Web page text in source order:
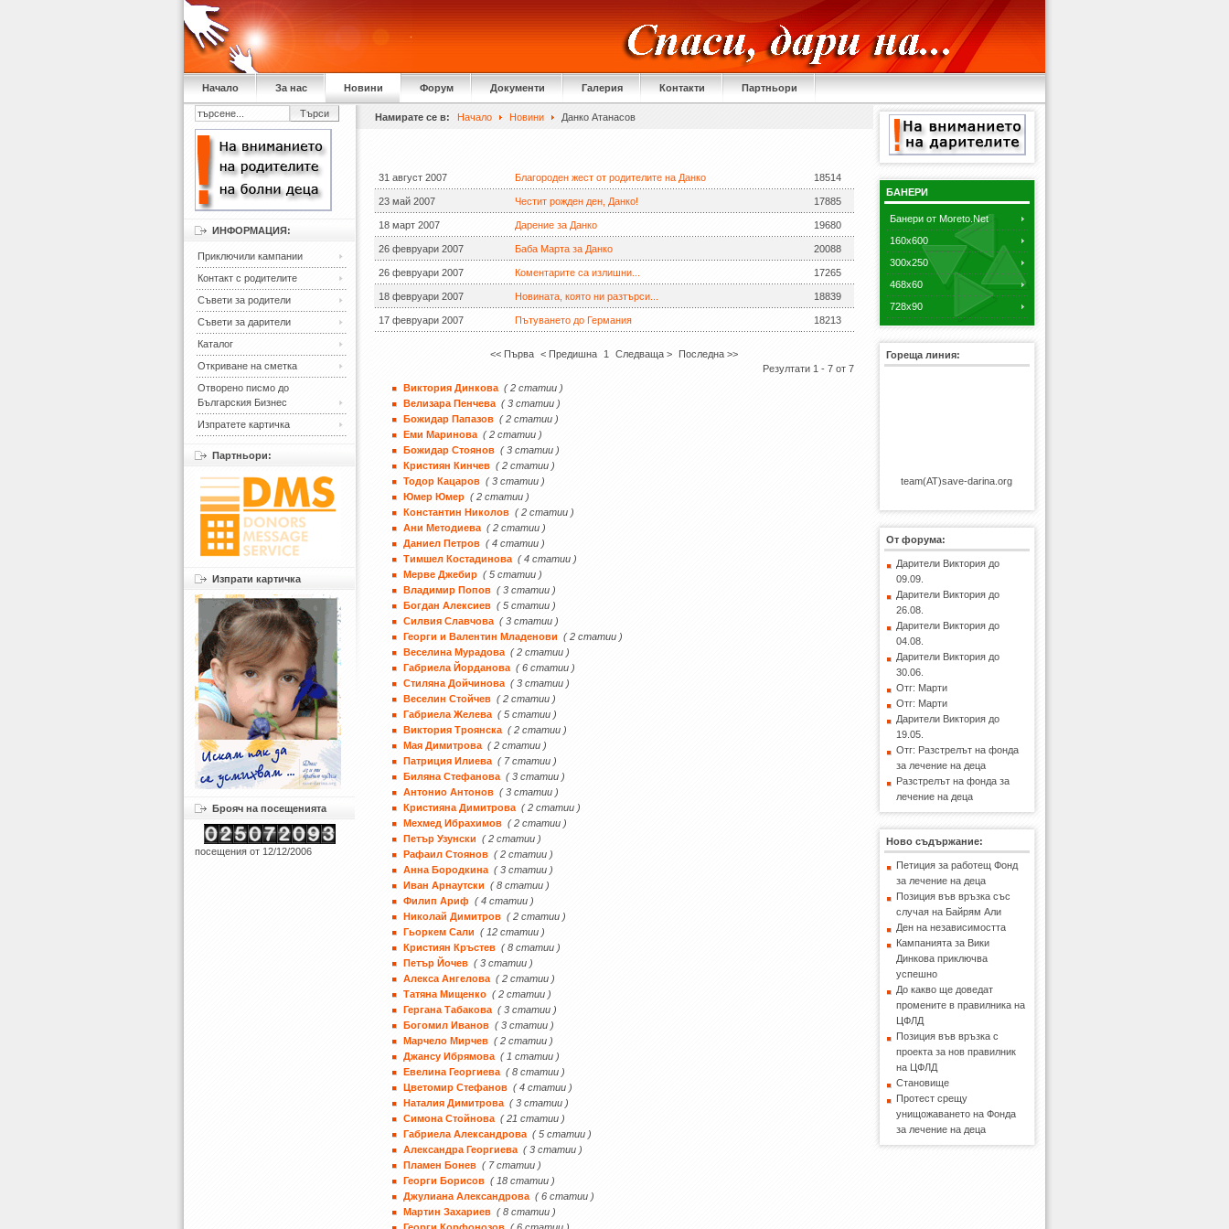
Начало За нас Новини Форум Документи Галерия Контакти Партньори
Намирате се в: Начало Новини Данко Атанасов
31 август 2007 Благороден жест от родителите на Данко 18514
23 май 2007 Честит рожден ден, Данко! 17885
18 март 2007 Дарение за Данко 19680
26 февруари 2007 Баба Марта за Данко 20088
26 февруари 2007 Коментарите са излишни... 17265
18 февруари 2007 Новината, която ни разтърси... 18839
17 февруари 2007 Пътуването до Германия 18213
<< Първа < Предишна 1 Следваща >
Последна >>
Резултати 1 - 7 от 7
Виктория Динкова ( 2 статии )
Велизара Пенчева ( 3 статии )
Божидар Папазов ( 2 статии )
Еми Маринова ( 2 статии )
Божидар Стоянов ( 3 статии )
Кристиян Кинчев ( 2 статии )
Тодор Кацаров ( 3 статии )
Юмер Юмер ( 2 статии )
Константин Николов ( 2 статии )
Ани Методиева ( 2 статии )
Даниел Петров ( 4 статии )
Тимшел Костадинова ( 4 статии )
Мерве Джебир ( 5 статии )
Владимир Попов ( 3 статии )
Богдан Алексиев ( 5 статии )
Силвия Славчова ( 3 статии )
Георги и Валентин Младенови
( 2 статии )
Веселина Мурадова ( 2 статии )
Габриела Йорданова ( 6 статии )
Стиляна Дойчинова ( 3 статии )
Веселин Стойчев ( 2 статии )
Габриела Желева ( 5 статии )
Виктория Троянска ( 2 статии )
Мая Димитрова ( 2 статии )
Патриция Илиева ( 7 статии )
Биляна Стефанова ( 3 статии )
Антонио Антонов ( 3 статии )
Кристияна Димитрова ( 2 статии )
Мехмед Ибрахимов ( 2 статии )
Петър Узунски
( 2 статии )
Рафаил Стоянов ( 2 статии )
Анна Бородкина ( 3 статии )
Иван Арнаутски
( 8 статии )
Филип Ариф ( 4 статии )
Николай Димитров ( 2 статии )
Гьоркем Сали
( 12 статии )
Кристиян Кръстев ( 8 статии )
Петър Йочев ( 3 статии )
Алекса Ангелова ( 2 статии )
Татяна Мищенко ( 2 статии )
Гергана Табакова ( 3 статии )
Богомил Иванов ( 3 статии )
Марчело Мирчев ( 2 статии )
Джансу Ибрямова ( 1 статии )
Евелина Георгиева ( 8 статии )
Цветомир Стефанов ( 4 статии )
Наталия Димитрова ( 3 статии )
Симона Стойнова ( 21 статии )
Габриела Александрова ( 5 статии )
Александра Георгиева ( 3 статии )
Пламен Бонев ( 7 статии )
Георги Борисов ( 18 статии )
Джулиана Александрова ( 6 статии )
Мартин Захариев ( 8 статии )
БАНЕРИ
Банери от Moreto.Net
160x600
300x250
468x60
728x90
Гореща линия:
team(AT)save-darina.org
От форума:
Дарители Виктория до
09.09.
Дарители Виктория до
26.08.
Дарители Виктория до
04.08.
Дарители Виктория до
30.06.
Отг: Марти
Отг: Марти
Дарители Виктория до
19.05.
Отг: Разстрелът на фонда
за лечение на деца
Разстрелът на фонда за
лечение на деца
Ново съдържание:
Петиция за работещ Фонд
за лечение на деца
Позиция във връзка със
случая на Байрям Али
Ден на независимостта
Кампанията за Вики
Динкова приключва
успешно
До какво ще доведат
промените в правилника на
ЦФЛД
Позиция във връзка с
проекта за нов правилник
на ЦФЛД
Становище
Протест срещу
унищожаването на Фонда
за лечение на деца
ИНФОРМАЦИЯ:
Приключили кампании
Контакт с родителите
Съвети за родители
Съвети за дарители
Каталог
Откриване на сметка
Отворено писмо до
Българския Бизнес
Изпратете картичка
Партньори:
Изпрати картичка
Брояч на посещенията
посещения от 12/12/2006